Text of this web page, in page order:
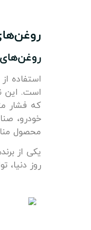
روغن‌های
استفاده از
است. این
که فشار
خودرو،
محصول
یکی از
روز دنیا،